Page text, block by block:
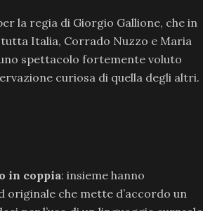
la regia di Giorgio Gallione, che in
Italia, Corrado Nuzzo e Maria
spettacolo fortemente voluto
curiosa di quella degli altri.
in coppia: insieme hanno
che mette d’accordo un